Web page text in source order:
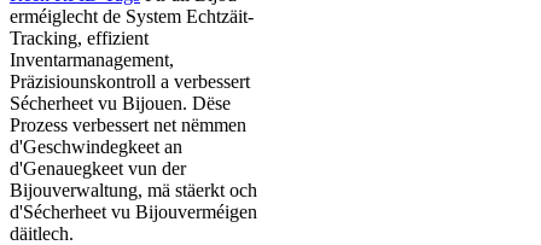
erméiglecht de System Echtzäit-
Tracking, effizient
Inventarmanagement,
Präzisiounskontroll a verbessert
Sécherheet vu Bijouen. Dëse
Prozess verbessert net nëmmen
d'Geschwindegkeet an
d'Genauegkeet vun der
Bijouverwaltung, mä stäerkt och
d'Sécherheet vu Bijouverméigen
däitlech.